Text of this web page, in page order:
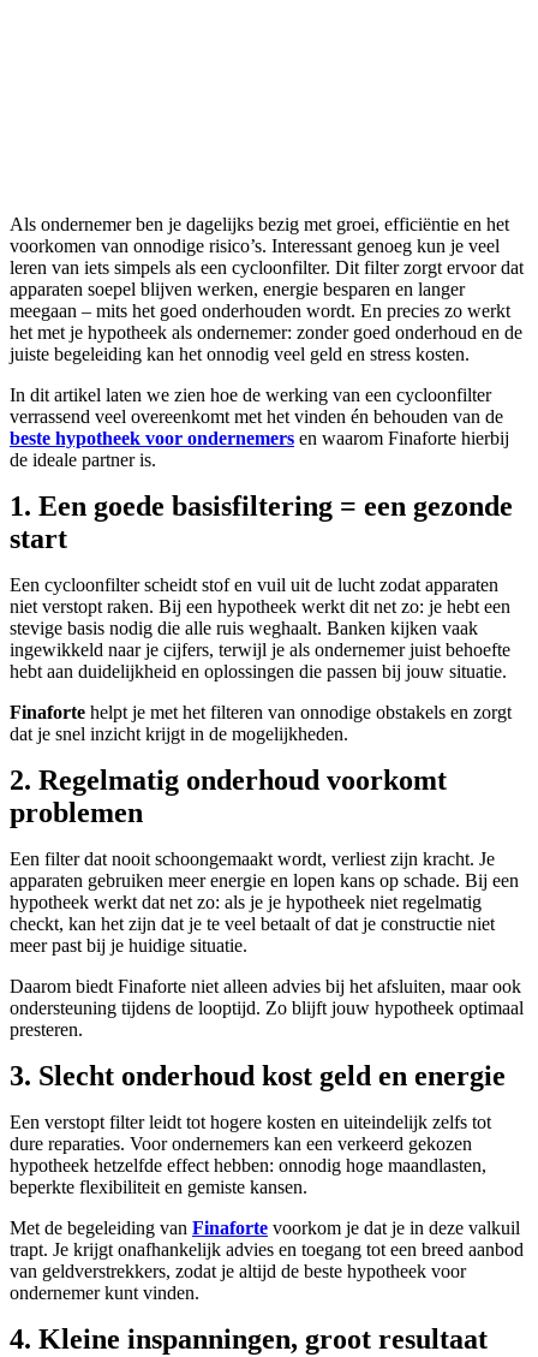
Als ondernemer ben je dagelijks bezig met groei, efficiëntie en het
voorkomen van onnodige risico’s. Interessant genoeg kun je veel
leren van iets simpels als een cycloonfilter. Dit filter zorgt ervoor dat
apparaten soepel blijven werken, energie besparen en langer
meegaan – mits het goed onderhouden wordt. En precies zo werkt
het met je hypotheek als ondernemer: zonder goed onderhoud en de
juiste begeleiding kan het onnodig veel geld en stress kosten.
In dit artikel laten we zien hoe de werking van een cycloonfilter
verrassend veel overeenkomt met het vinden én behouden van de
beste hypotheek voor ondernemers en waarom Finaforte hierbij
de ideale partner is.
1. Een goede basisfiltering = een gezonde
start
Een cycloonfilter scheidt stof en vuil uit de lucht zodat apparaten
niet verstopt raken. Bij een hypotheek werkt dit net zo: je hebt een
stevige basis nodig die alle ruis weghaalt. Banken kijken vaak
ingewikkeld naar je cijfers, terwijl je als ondernemer juist behoefte
hebt aan duidelijkheid en oplossingen die passen bij jouw situatie.
Finaforte helpt je met het filteren van onnodige obstakels en zorgt
dat je snel inzicht krijgt in de mogelijkheden.
2. Regelmatig onderhoud voorkomt
problemen
Een filter dat nooit schoongemaakt wordt, verliest zijn kracht. Je
apparaten gebruiken meer energie en lopen kans op schade. Bij een
hypotheek werkt dat net zo: als je je hypotheek niet regelmatig
checkt, kan het zijn dat je te veel betaalt of dat je constructie niet
meer past bij je huidige situatie.
Daarom biedt Finaforte niet alleen advies bij het afsluiten, maar ook
ondersteuning tijdens de looptijd. Zo blijft jouw hypotheek optimaal
presteren.
3. Slecht onderhoud kost geld en energie
Een verstopt filter leidt tot hogere kosten en uiteindelijk zelfs tot
dure reparaties. Voor ondernemers kan een verkeerd gekozen
hypotheek hetzelfde effect hebben: onnodig hoge maandlasten,
beperkte flexibiliteit en gemiste kansen.
Met de begeleiding van Finaforte voorkom je dat je in deze valkuil
trapt. Je krijgt onafhankelijk advies en toegang tot een breed aanbod
van geldverstrekkers, zodat je altijd de beste hypotheek voor
ondernemer kunt vinden.
4. Kleine inspanningen, groot resultaat